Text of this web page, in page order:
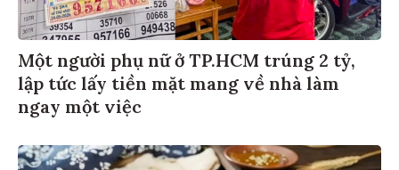
Một người phụ nữ ở TP.HCM trúng 2 tỷ,
lập tức lấy tiền mặt mang về nhà làm
ngay một việc